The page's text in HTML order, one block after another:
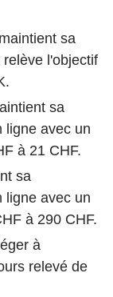
sa
l'objectif
sa
ligne avec un
à 21 CHF.
sa
ligne avec un
à 290 CHF.
à
relevé de